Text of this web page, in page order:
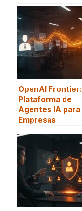
OpenAI Frontier:
Plataforma de
Agentes IA para
Empresas